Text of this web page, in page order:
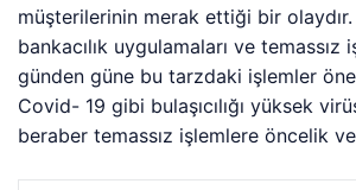
müşterilerinin merak ettiği bir olaydır.
bankacılık uygulamaları ve temassız
günden güne bu tarzdaki işlemler
Covid- 19 gibi bulaşıcılığı yüksek
beraber temassız işlemlere öncelik